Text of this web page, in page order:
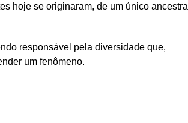
hoje se originaram, de um único ancestral
responsável pela diversidade que,
um fenômeno.